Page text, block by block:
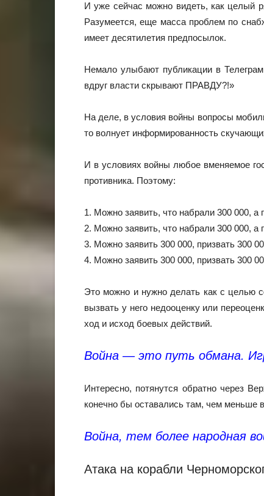
И уже сейчас можно видеть, как целый
Разумеется, еще масса проблем по
имеет десятилетия предпосылок.
Немало улыбают публикации в
вдруг власти скрывают ПРАВДУ?!»
На деле, в условия войны вопросы
то волнует информированность
И в условиях войны любое вменяемое
противника. Поэтому:
1. Можно заявить, что набрали 300 000, а
2. Можно заявить, что набрали 300 000, а
3. Можно заявить 300 000, призвать 300
4. Можно заявить 300 000, призвать 300
Это можно и нужно делать как с целью
вызвать у него недооценку или
ход и исход боевых действий.
Война — это путь обмана.
Интересно, потянутся обратно через
конечно бы оставались там, чем меньше
Война, тем более народная
Атака на корабли